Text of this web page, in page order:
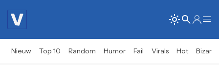
Nieuw Top 10 Random Humor Fail Virals Hot Bizar